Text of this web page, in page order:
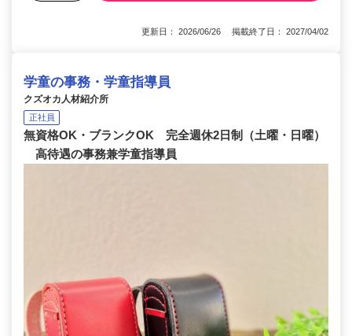
更新日： 2026/06/26 掲載終了日： 2027/04/02
学童の事務・学童指導員
クズオカ人材紹介所
正社員
無資格OK・ブランクOK 完全週休2日制（土曜・日曜）
高待遇の事務兼学童指導員